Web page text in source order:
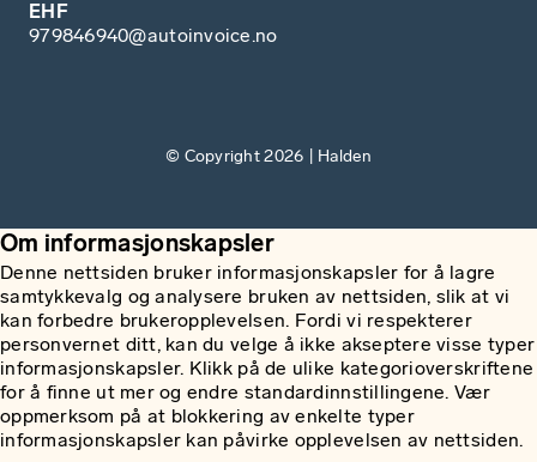
EHF
979846940@autoinvoice.no
© Copyright 2026 | Halden
Om informasjonskapsler
Denne nettsiden bruker informasjonskapsler for å lagre
samtykkevalg og analysere bruken av nettsiden, slik at vi
kan forbedre brukeropplevelsen. Fordi vi respekterer
personvernet ditt, kan du velge å ikke akseptere visse typer
informasjonskapsler. Klikk på de ulike kategorioverskriftene
for å finne ut mer og endre standardinnstillingene. Vær
oppmerksom på at blokkering av enkelte typer
informasjonskapsler kan påvirke opplevelsen av nettsiden.